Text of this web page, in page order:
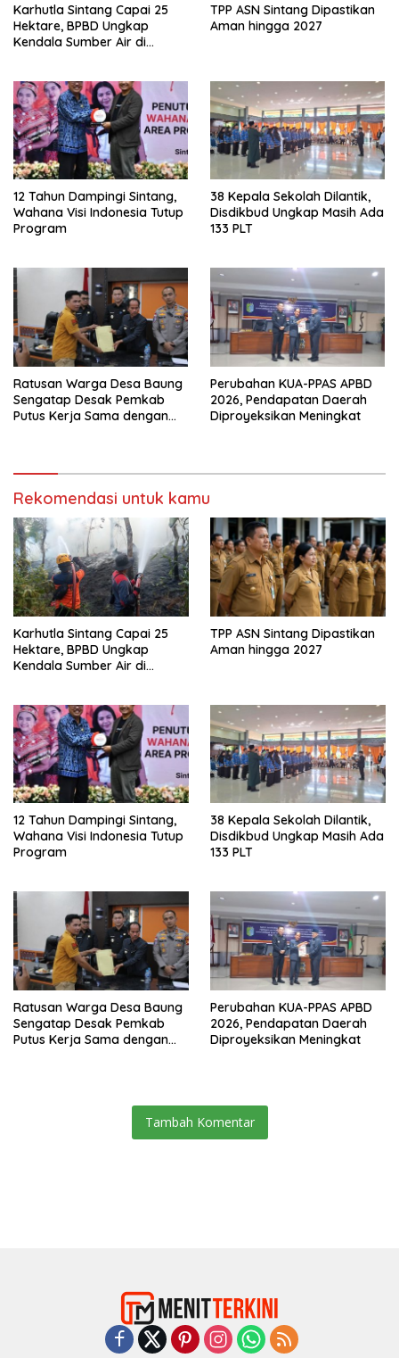
Karhutla Sintang Capai 25
Hektare, BPBD Ungkap
Kendala Sumber Air di
TPP ASN Sintang Dipastikan
Aman hingga 2027
12 Tahun Dampingi Sintang,
Wahana Visi Indonesia Tutup
Program
38 Kepala Sekolah Dilantik,
Disdikbud Ungkap Masih Ada
133 PLT
Ratusan Warga Desa Baung
Sengatap Desak Pemkab
Putus Kerja Sama dengan
Perubahan KUA-PPAS APBD
2026, Pendapatan Daerah
Diproyeksikan Meningkat
Rekomendasi untuk kamu
Karhutla Sintang Capai 25
Hektare, BPBD Ungkap
Kendala Sumber Air di
TPP ASN Sintang Dipastikan
Aman hingga 2027
12 Tahun Dampingi Sintang,
Wahana Visi Indonesia Tutup
Program
38 Kepala Sekolah Dilantik,
Disdikbud Ungkap Masih Ada
133 PLT
Ratusan Warga Desa Baung
Sengatap Desak Pemkab
Putus Kerja Sama dengan
Perubahan KUA-PPAS APBD
2026, Pendapatan Daerah
Diproyeksikan Meningkat
Tambah Komentar